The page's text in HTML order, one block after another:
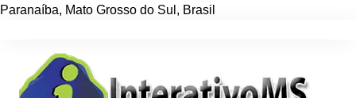
Paranaíba, Mato Grosso do Sul , Brasil
conteúdo